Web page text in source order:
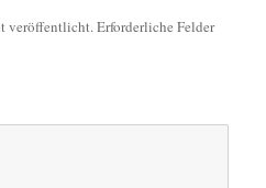
veröffentlicht.Erforderliche Felder